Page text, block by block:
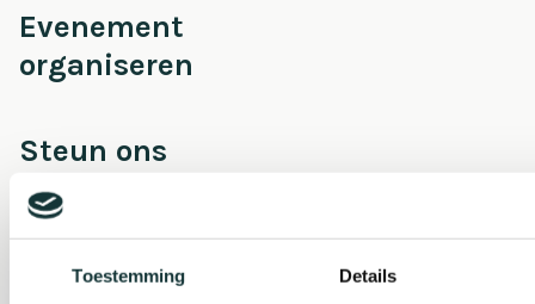
Toestemming Details
Evenement
organiseren
Steun ons
Orgel Masterclass
Auditie